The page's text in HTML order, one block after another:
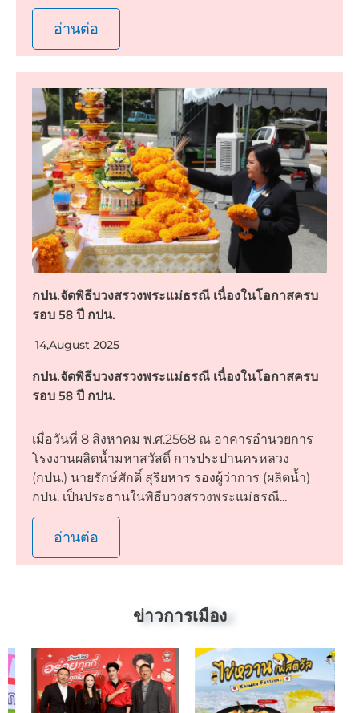
อ่านต่อ
กปน.จัดพิธีบวงสรวงพระแม่ธรณี เนื่องในโอกาสครบ
รอบ 58 ปี กปน.
14,August 2025
กปน.จัดพิธีบวงสรวงพระแม่ธรณี เนื่องในโอกาสครบ
รอบ 58 ปี กปน.
เมื่อวันที่ 8 สิงหาคม พ.ศ.2568 ณ อาคารอำนวยการ
โรงงานผลิตน้ำมหาสวัสดิ์ การประปานครหลวง
(กปน.) นายรักษ์ศักดิ์ สุริยหาร รองผู้ว่าการ (ผลิตน้ำ)
กปน. เป็นประธานในพิธีบวงสรวงพระแม่ธรณี...
อ่านต่อ
ข่าวการเมือง